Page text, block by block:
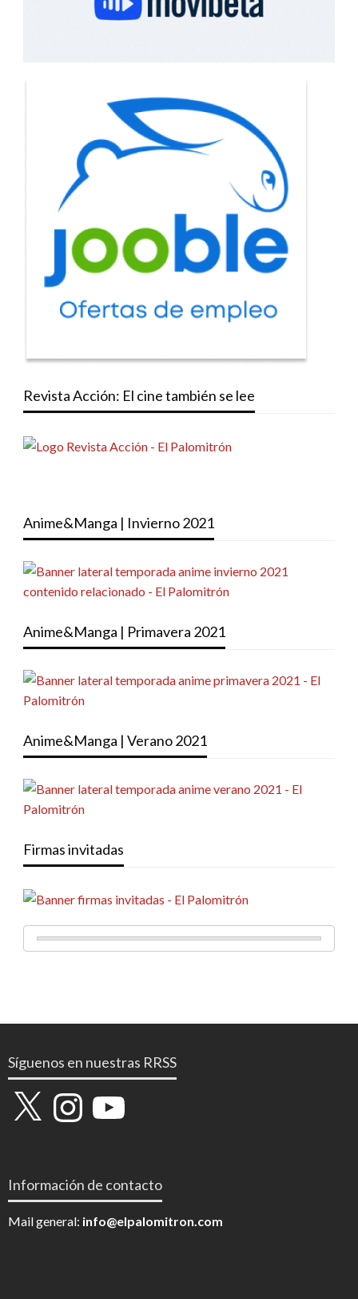
Revista Acción: El cine también se lee
Anime&Manga | Invierno 2021
Anime&Manga | Primavera 2021
Anime&Manga | Verano 2021
Firmas invitadas
Síguenos en nuestras RRSS
X InstagramYouTube
Información de contacto
Mail general: info@elpalomitron.com